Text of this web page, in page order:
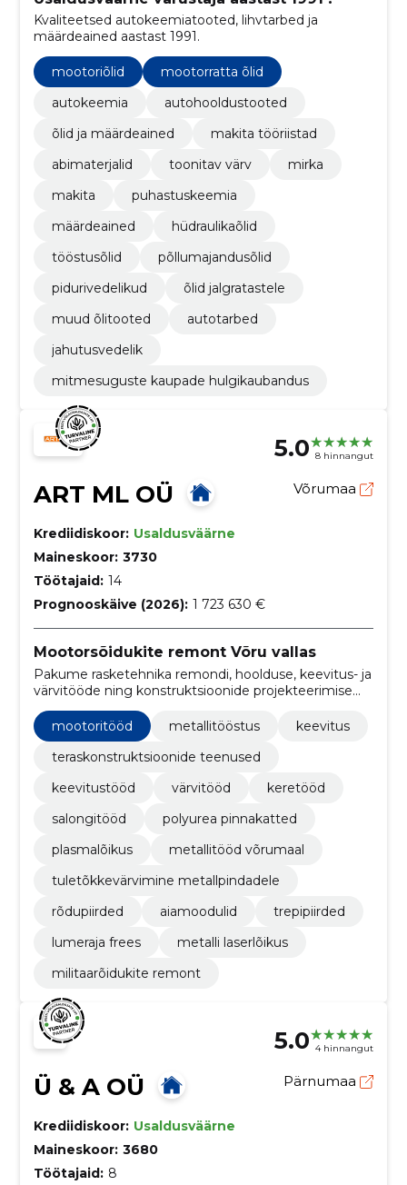
Kvaliteetsed autokeemiatooted, lihvtarbed ja
määrdeained aastast 1991.
mootoriõlid
mootorratta õlid
autokeemia
autohooldustooted
õlid ja määrdeained
makita tööriistad
abimaterjalid
toonitav värv
mirka
makita
puhastuskeemia
määrdeained
hüdraulikaõlid
tööstusõlid
põllumajandusõlid
pidurivedelikud
õlid jalgratastele
muud õlitooted
autotarbed
jahutusvedelik
mitmesuguste kaupade hulgikaubandus
5.0 8 hinnangut
ART ML OÜ Võrumaa
Krediidiskoor: Usaldusväärne
Maineskoor: 3730
Töötajaid: 14
Prognooskäive (2026): 1 723 630 €
Mootorsõidukite remont Võru vallas
Pakume rasketehnika remondi, hoolduse, keevitus- ja
värvitööde ning konstruktsioonide projekteerimise
teenuseid era- ja äriklientidel
mootoritööd
metallitööstus
keevitus
teraskonstruktsioonide teenused
keevitustööd
värvitööd
keretööd
salongitööd
polyurea pinnakatted
plasmalõikus
metallitööd võrumaal
tuletõkkevärvimine metallpindadele
rõdupiirded
aiamoodulid
trepipiirded
lumeraja frees
metalli laserlõikus
militaarõidukite remont
5.0 4 hinnangut
Ü & A OÜ Pärnumaa
Krediidiskoor: Usaldusväärne
Maineskoor: 3680
Töötajaid: 8